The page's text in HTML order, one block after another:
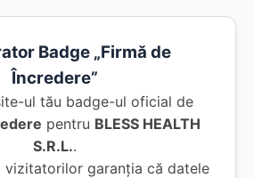
Badge „Firmă de
Încredere”
ul tău badge-ul oficial de
pentru BLESS HEALTH
S.R.L..
vizitatorilor garanția că datele